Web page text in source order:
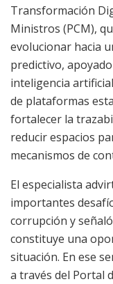
Transformación
Ministros (PCM),
evolucionar hacia
predictivo,
inteligencia
de plataformas
fortalecer la
reducir espacios
mecanismos de
El especialista
importantes
corrupción y
constituye una
situación. En ese
a través del Portal